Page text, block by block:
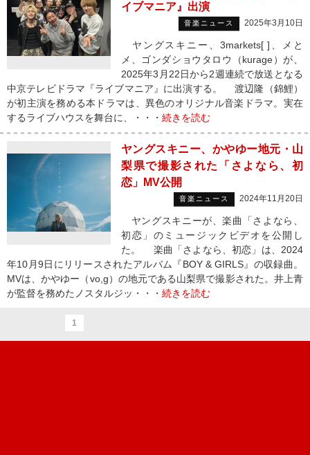
イブマニア』出演
音楽ニュース 2025年3月10日
ヤングスキニー、3markets[ ]、メと
メ、ゴンダショウタロウ（kurage）が、
2025年3月22日から2週連続で放送となる
中京テレビドラマ『ライブマニア』に出演する。 渡辺隆（錦鯉）
が初主演を務める本ドラマは、異色のオリジナル音楽ドラマ。実在
するライブハウスを舞台に、・・・ 続きを読む
ヤングスキニー、かやゆー地元・山
梨県で撮影された「さよなら、初
恋」MV公開
音楽ニュース 2024年11月20日
ヤングスキニーが、楽曲「さよなら、
初恋」のミュージックビデオを公開し
た。 楽曲「さよなら、初恋」は、2024
年10月9日にリリースされたアルバム『BOY & GIRLS』の収録曲。
MVは、かやゆー（vo,g）の地元である山梨県で撮影された。井上青
が監督を務めたノスタルジッ・・・ 続きを読む
1